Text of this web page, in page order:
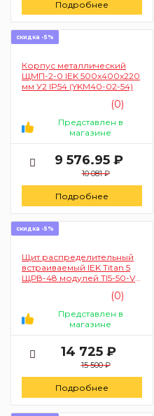
Подробнее
скидка -5%
Корпус металлический
ЩМП-2-0 IEK 500x400x220
мм У2 IP54 (YKM40-02-54)
(0)
Представлен в
магазине
9 576.95 ₽
10 081 ₽
Подробнее
скидка -5%
Щит распределительный
встраиваемый IEK Titan 5
ЩРВ-48 модулей TI5-50-V-
(0)
Представлен в
магазине
14 725 ₽
15 500 ₽
Подробнее